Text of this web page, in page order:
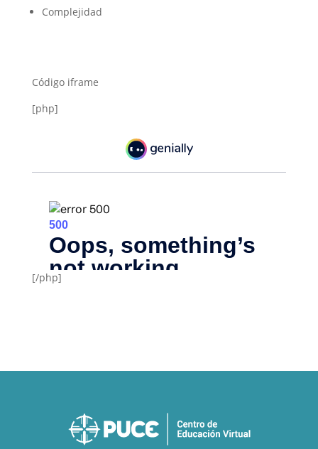
Complejidad
Código iframe
[php]
[/php]